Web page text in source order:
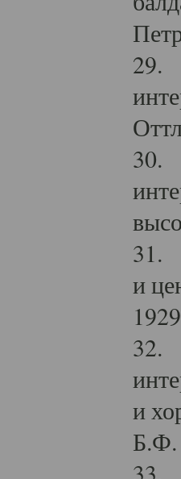
29.
30.
31.
и
32.
и
Б.Ф.